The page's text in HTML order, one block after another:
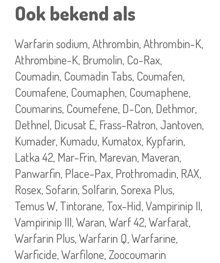
Ook bekend als
Warfarin sodium, Athrombin, Athrombin-K,
Athrombine-K, Brumolin, Co-Rax,
Coumadin, Coumadin Tabs, Coumafen,
Coumafene, Coumaphen, Coumaphene,
Coumarins, Coumefene, D-Con, Dethmor,
Dethnel, Dicusat E, Frass-Ratron, Jantoven,
Kumader, Kumadu, Kumatox, Kypfarin,
Latka 42, Mar-Frin, Marevan, Maveran,
Panwarfin, Place-Pax, Prothromadin, RAX,
Rosex, Sofarin, Solfarin, Sorexa Plus,
Temus W, Tintorane, Tox-Hid, Vampirinip II,
Vampirinip III, Waran, Warf 42, Warfarat,
Warfarin Plus, Warfarin Q, Warfarine,
Warficide, Warfilone, Zoocoumarin